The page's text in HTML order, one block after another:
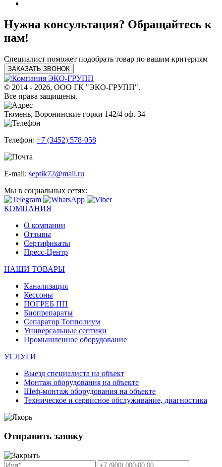
Нужна консультация? Обращайтесь к
нам!
Специалист поможет подобрать товар по вашим критериям
ЗАКАЗАТЬ ЗВОНОК
© 2014 - 2026, ООО ГК "ЭКО-ГРУПП".
Все права защищены.
Тюмень, Воронинские горки 142/4 оф. 34
Телефон: +7 (3452) 578-058
E-mail: septik72@mail.ru
Мы в социальных сетях:
КОМПАНИЯ
О компании
Отзывы
Сертификаты
Пресс-Центр
НАШИ ТОВАРЫ
Канализация
Кессоны
ПОГРЕБ ПП
Биопрепараты
Сепаратор Топполиум
Универсальные септики
Промышленное оборудование
УСЛУГИ
Выезд специалиста на объект
Монтаж оборудования на объекте
Шеф-монтаж оборудования на объекте
Техническое и сервисное обслуживание, диагностика
Отправить заявку